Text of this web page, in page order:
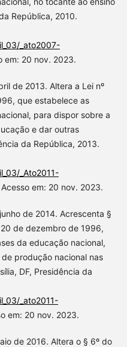
República, 2010.
_ato2007-
em: 20 nov. 2023.
de 2013. Altera a Lei nº
que estabelece as
para dispor sobre a
e dar outras
da República, 2013.
_Ato2011-
Acesso em: 20 nov. 2023.
de 2014. Acrescenta §
de dezembro de 1996,
da educação nacional,
produção nacional nas
DF, Presidência da
_ato2011-
em: 20 nov. 2023.
de 2016. Altera o § 6º do